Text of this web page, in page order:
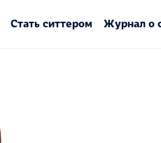
Стать ситтером Журнал о